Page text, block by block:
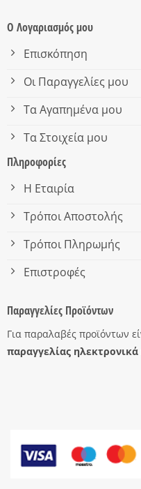
Ο Λογαριασμός μου
Επισκόπηση
Οι Παραγγελίες μου
Τα Αγαπημένα μου
Τα Στοιχεία μου
Πληροφορίες
Η Εταιρία
Τρόποι Αποστολής
Τρόποι Πληρωμής
Επιστροφές
Παραγγελίες Προϊόντων
Για παραλαβές προϊόντων
παραγγελίας ηλεκτρονικά